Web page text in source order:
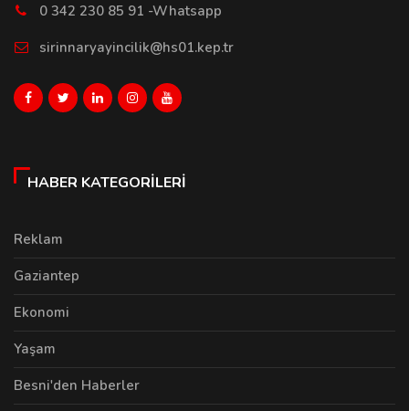
0 342 230 85 91 -Whatsapp
sirinnaryayincilik@hs01.kep.tr
HABER KATEGORILERI
Reklam
Gaziantep
Ekonomi
Yaşam
Besni'den Haberler